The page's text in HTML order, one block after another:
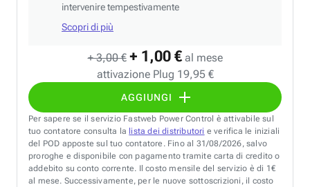
+ 3,00 € + 1,00 € al mese
attivazione Plug 19,95 €
AGGIUNGI
intervenire tempestivamente
Scopri di più
Per sapere se il servizio Fastweb Power Control è attivabile sul
tuo contatore consulta la lista dei distributori e verifica le iniziali
del POD apposte sul tuo contatore. Fino al 31/08/2026, salvo
proroghe e disponibile con pagamento tramite carta di credito o
addebito su conto corrente. Il costo mensile del servizio è di 1€
al mese. Successivamente, per le nuove sottoscrizioni, il costo